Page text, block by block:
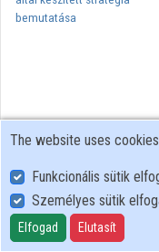
bemutatása
User Policy
Adatkezelési tájékoztató (en)
Cookie Policy
The website uses
Funkcionális sütik
Személyes sütik
Elfogad Elutasít